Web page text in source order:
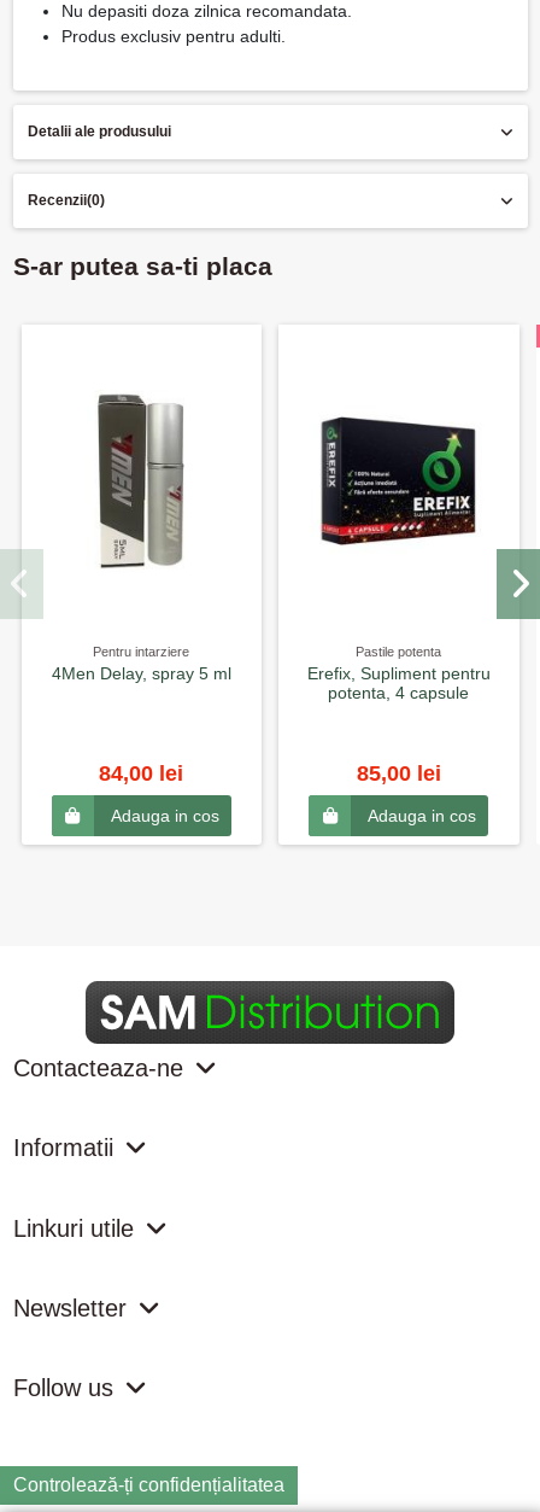
Nu depasiti doza zilnica recomandata.
Produs exclusiv pentru adulti.
Detalii ale produsului
Recenzii(0)
S-ar putea sa-ti placa
Pentru intarziere
4Men Delay, spray 5 ml
84,00 lei
Adauga in cos
Pastile potenta
Erefix, Supliment pentru
potenta, 4 capsule
85,00 lei
Adauga in cos
Contacteaza-ne
Informatii
Linkuri utile
Newsletter
Follow us
Controlează-ți confidențialitatea